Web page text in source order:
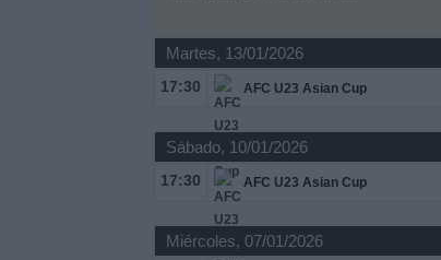
Martes, 13/01/2026
17:30 AFC U23 Asian Cup
Sábado, 10/01/2026
17:30 AFC U23 Asian Cup
Miércoles, 07/01/2026